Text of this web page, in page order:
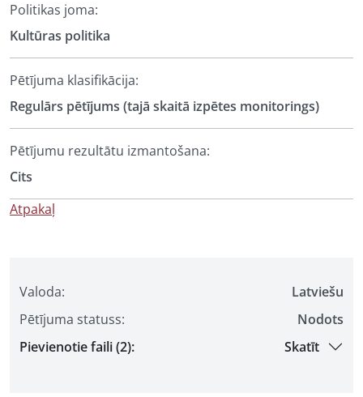
Valoda:
Latviešu
Pētījuma statuss:
Nodots
Pievienotie faili (2):
Skatīt
Politikas joma:
Kultūras politika
Pētījuma klasifikācija:
Regulārs pētījums (tajā skaitā izpētes monitorings)
Pētījumu rezultātu izmantošana:
Cits
Atpakaļ